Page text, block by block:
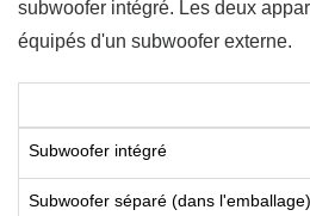
subwoofer intégré. Les deux
équipés d'un subwoofer externe.
Subwoofer intégré
Subwoofer séparé (dans l'emballage)